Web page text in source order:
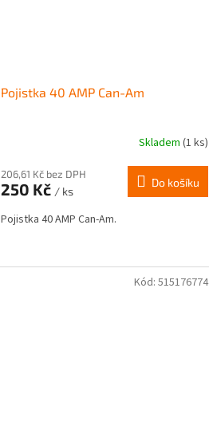
Pojistka 40 AMP Can-Am
Skladem (1 ks)
206,61 Kč bez DPH
250 Kč / ks
Do košíku
Pojistka 40 AMP Can-Am.
Kód: 515176774